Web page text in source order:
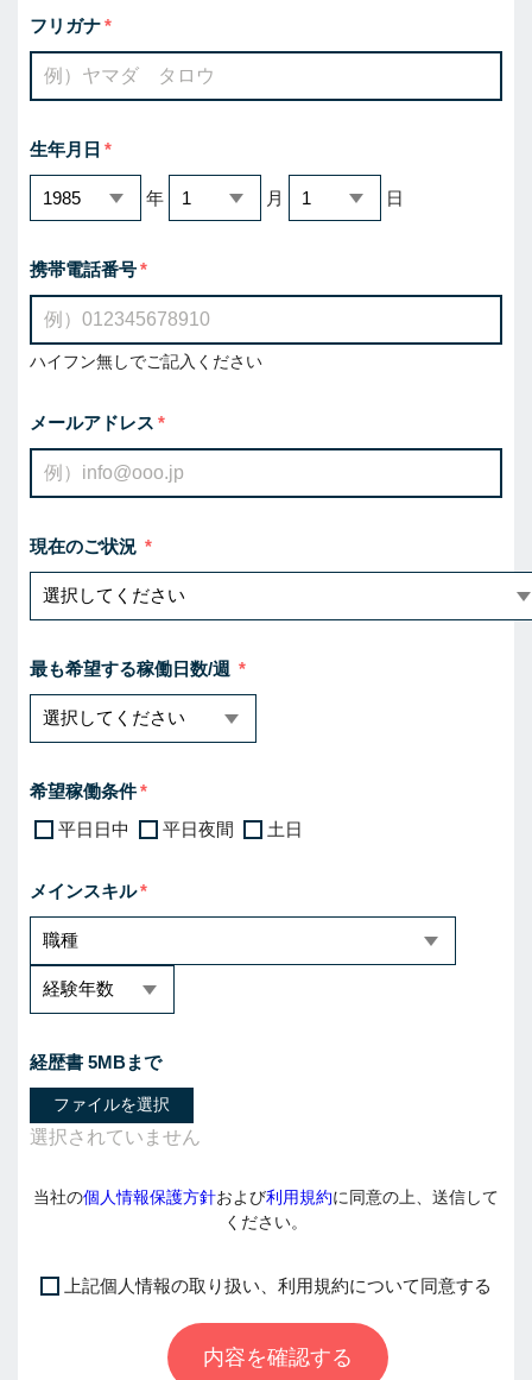
フリガナ
生年月日
年 月 日
携帯電話番号
ハイフン無しでご記入ください
メールアドレス
現在のご状況
最も希望する稼働日数/週
希望稼働条件
平日日中
平日夜間 土日
メインスキル
経歴書 5MBまで
ファイルを選択
当社の個人情報保護方針および利用規約に同意の上、送信して
ください。
上記個人情報の取り扱い、利用規約について同意する
内容を確認する